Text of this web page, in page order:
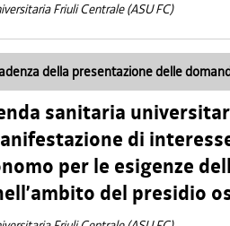
Friuli Centrale (ASU FC)
della presentazione delle
sanitaria
di
per le esigenze
del presidio